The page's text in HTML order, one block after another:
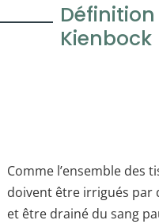
Kienbock
Comme l’ensemble des
doivent être irrigués par
et être drainé du sang